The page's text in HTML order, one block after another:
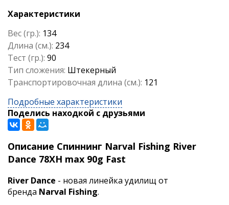
Характеристики
Вес (гр.): 134
Длина (см.): 234
Тест (гр.): 90
Тип сложения: Штекерный
Транспортировочная длина (см.): 121
Подробные характеристики
Поделись находкой с друзьями
Описание Спиннинг Narval Fishing River
Dance 78XH max 90g Fast
River Dance - новая линейка удилищ от
бренда Narval Fishing.